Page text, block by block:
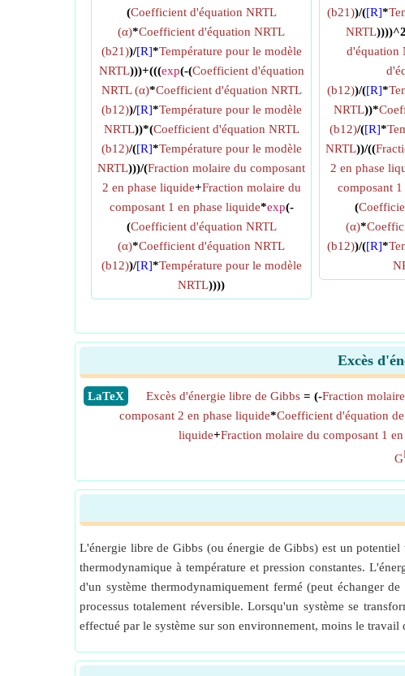
(Coefficient d'équation NRTL
(α)*Coefficient d'équation NRTL
(b21))/[R]*Température pour le modèle
NRTL)))+(((exp(-(Coefficient d'équation
NRTL (α)*Coefficient d'équation NRTL
(b12))/[R]*Température pour le modèle
NRTL))*(Coefficient d'équation NRTL
(b12)/([R]*Température pour le modèle
NRTL)))/(Fraction molaire du composant
2 en phase liquide+Fraction molaire du
composant 1 en phase liquide*exp(-
(Coefficient d'équation NRTL
(α)*Coefficient d'équation NRTL
(b12))/[R]*Température pour le modèle
NRTL))))
(b21))/([R]*
NRTL
d'équation
(b12))/([R]*
NRTL))*
(b12)/([R]*
NRTL))/((
2 en phase
composant
(
(α)*
(b12))/([R]*
Excès
​LaTeX Excès d'énergie libre de Gibbs= (-Fraction
composant 2 en phase liquide*Coefficient d'équation
liquide+Fraction molaire du composant 1
G
L'énergie libre de Gibbs (ou énergie de Gibbs) est un
thermodynamique à température et pression constantes.
d'un système thermodynamiquement fermé (peut échanger
processus totalement réversible. Lorsqu'un système se
effectué par le système sur son environnement, moins le travail